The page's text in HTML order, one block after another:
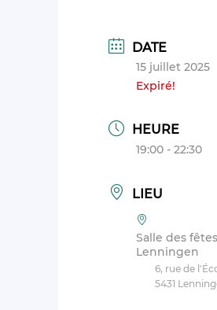
DATE
15 juillet 2025
Expiré!
HEURE
19:00 - 22:30
LIEU
Salle des fêtes
Lenningen
6, rue de
5431